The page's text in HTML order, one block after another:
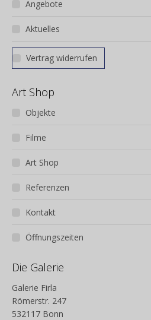
Angebote
Aktuelles
Vertrag widerrufen
Art Shop
Objekte
Filme
Art Shop
Referenzen
Kontakt
Öffnungszeiten
Die Galerie
Galerie Firla
Römerstr. 247
532117 Bonn